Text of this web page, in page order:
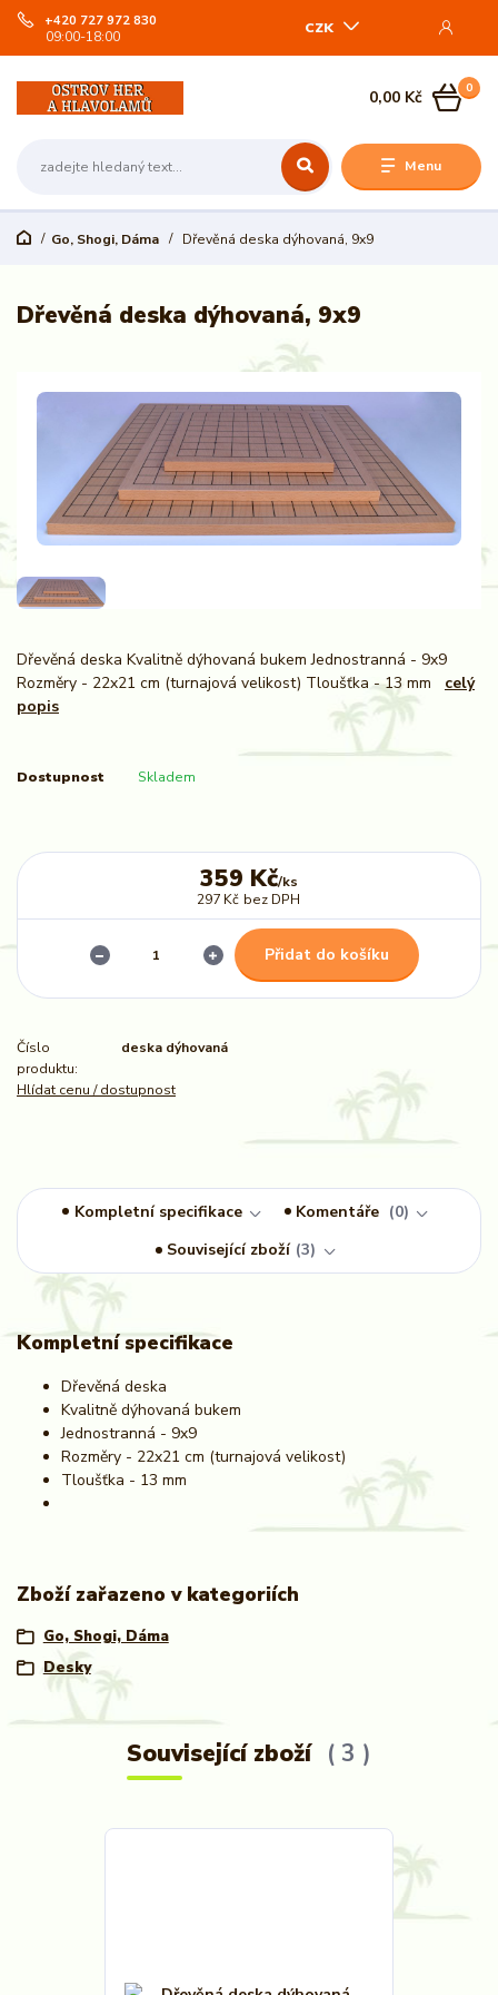
Menu
CZK
+420 727 972 830
09:00-18:00
0
0,00 Kč
Go, Shogi, Dáma Dřevěná deska dýhovaná, 9x9
Dřevěná deska dýhovaná, 9x9
Dřevěná deska Kvalitně dýhovaná bukem Jednostranná - 9x9
Rozměry - 22x21 cm (turnajová velikost) Tloušťka - 13 mm celý
popis
Dostupnost Skladem
359 Kč/ks
297 Kč bez DPH
Přidat do košíku
Číslo
produktu:
deska dýhovaná
Hlídat cenu / dostupnost
Kompletní specifikace Komentáře
0
Související zboží 3
Kompletní specifikace
Dřevěná deska
Kvalitně dýhovaná bukem
Jednostranná - 9x9
Rozměry - 22x21 cm (turnajová velikost)
Tloušťka - 13 mm
Zboží zařazeno v kategoriích
Go, Shogi, Dáma
Desky
Související zboží 3